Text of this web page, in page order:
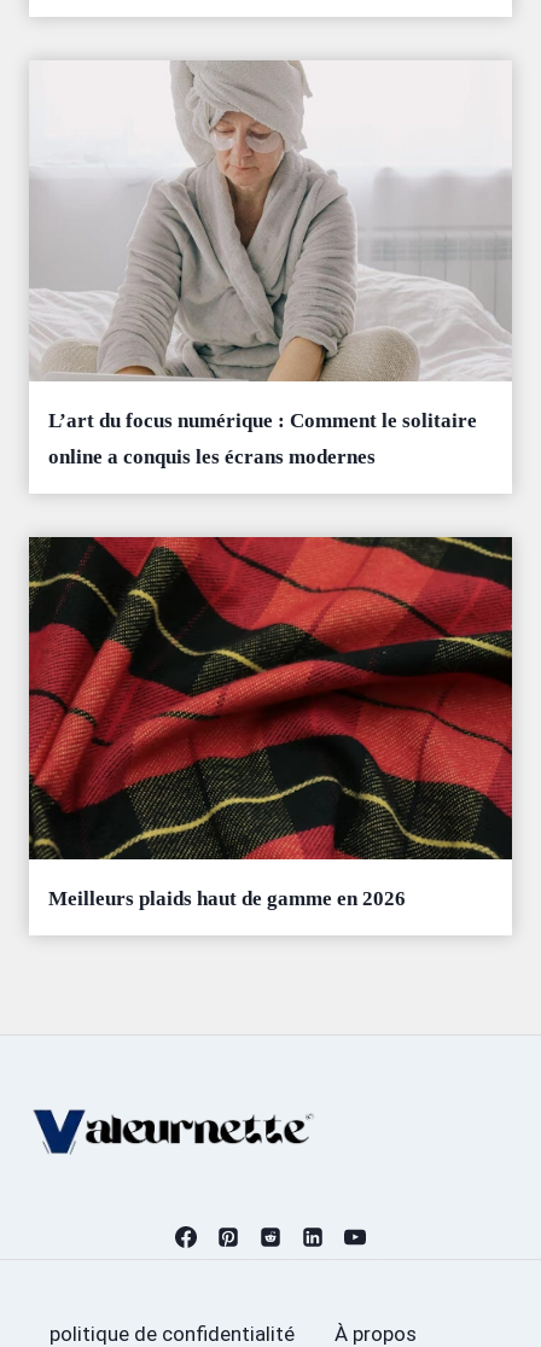
L’art du focus numérique : Comment le solitaire
online a conquis les écrans modernes
Meilleurs plaids haut de gamme en 2026
politique de confidentialité À propos